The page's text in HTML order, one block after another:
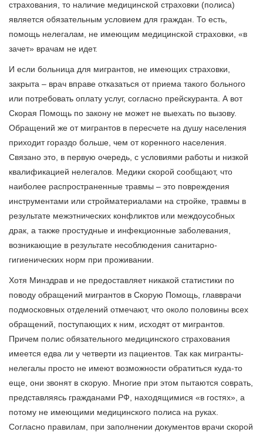
страхования, то наличие медицинской страховки (полиса)
является обязательным условием для граждан. То есть,
помощь нелегалам, не имеющим медицинской страховки, «в
зачет» врачам не идет.
И если больница для мигрантов, не имеющих страховки,
закрыта – врач вправе отказаться от приема такого больного
или потребовать оплату услуг, согласно прейскуранта. А вот
Скорая Помощь по закону не может не выехать по вызову.
Обращений же от мигрантов в пересчете на душу населения
приходит гораздо больше, чем от коренного населения.
Связано это, в первую очередь, с условиями работы и низкой
квалификацией нелегалов. Медики скорой сообщают, что
наиболее распространенные травмы – это повреждения
инструментами или стройматериалами на стройке, травмы в
результате межэтнических конфликтов или междоусобных
драк, а также простудные и инфекционные заболевания,
возникающие в результате несоблюдения санитарно-
гигиенических норм при проживании.
Хотя Минздрав и не предоставляет никакой статистики по
поводу обращений мигрантов в Скорую Помощь, главврачи
подмосковных отделений отмечают, что около половины всех
обращений, поступающих к ним, исходят от мигрантов.
Причем полис обязательного медицинского страхования
имеется едва ли у четверти из пациентов. Так как мигранты-
нелегалы просто не имеют возможности обратиться куда-то
еще, они звонят в скорую. Многие при этом пытаются соврать,
представляясь гражданами РФ, находящимися «в гостях», а
потому не имеющими медицинского полиса на руках.
Согласно правилам, при заполнении документов врачи скорой